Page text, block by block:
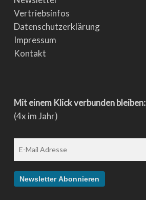
Vertriebsinfos
Datenschutzerklärung
Impressum
Kontakt
Mit einem Klick verbunden bleiben:
(4x im Jahr)